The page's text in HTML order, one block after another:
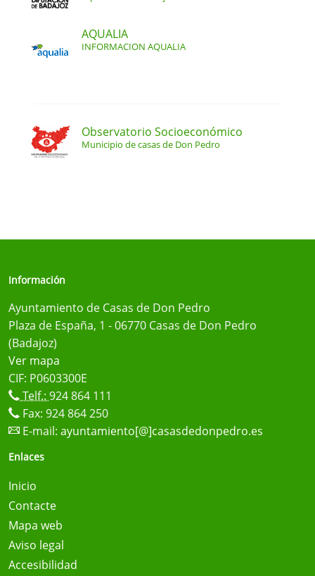
AQUALIA
INFORMACION AQUALIA
Observatorio Socioeconómico
Municipio de casas de Don Pedro
Información
Ayuntamiento de Casas de Don Pedro
Plaza de España, 1 - 06770 Casas de Don Pedro
(Badajoz)
Ver mapa
CIF: P0603300E
Telf.: 924 864 111
Fax: 924 864 250
E-mail: ayuntamiento[@]casasdedonpedro.es
Enlaces
Inicio
Contacte
Mapa web
Aviso legal
Accesibilidad